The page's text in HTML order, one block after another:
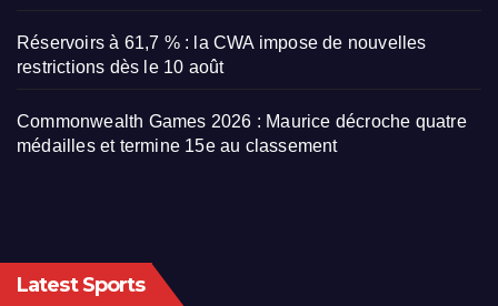
Réservoirs à 61,7 % : la CWA impose de nouvelles
restrictions dès le 10 août
Commonwealth Games 2026 : Maurice décroche quatre
médailles et termine 15e au classement
Latest Sports